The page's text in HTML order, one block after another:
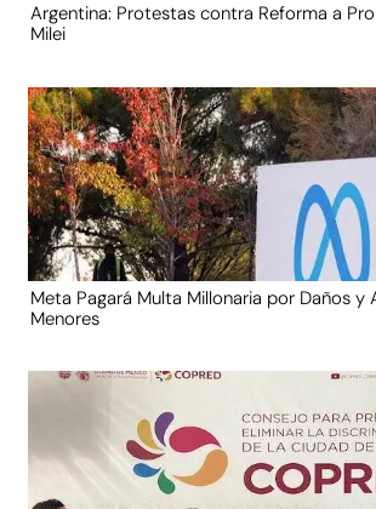
Argentina: Protestas contra Reforma a
Milei
Meta Pagará Multa Millonaria por Daños y
Menores